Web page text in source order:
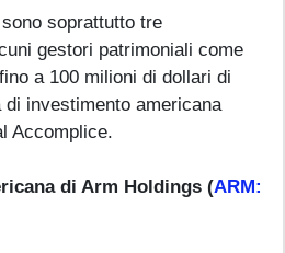
soprattutto tre
gestori patrimoniali come
a 100 milioni di dollari di
investimento americana
Accomplice.
di Arm Holdings (ARM: